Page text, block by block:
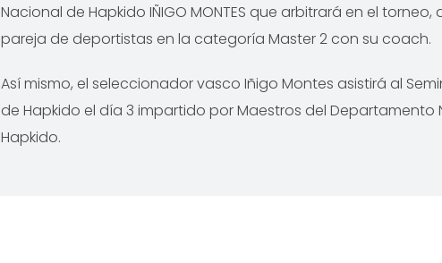
Nacional de Hapkido IÑIGO MONTES que arbitrará en el
pareja de deportistas en la categoría Master 2 con su coach.
Así mismo, el seleccionador vasco Iñigo Montes asistirá al
de Hapkido el día 3 impartido por Maestros del Departamento
Hapkido.